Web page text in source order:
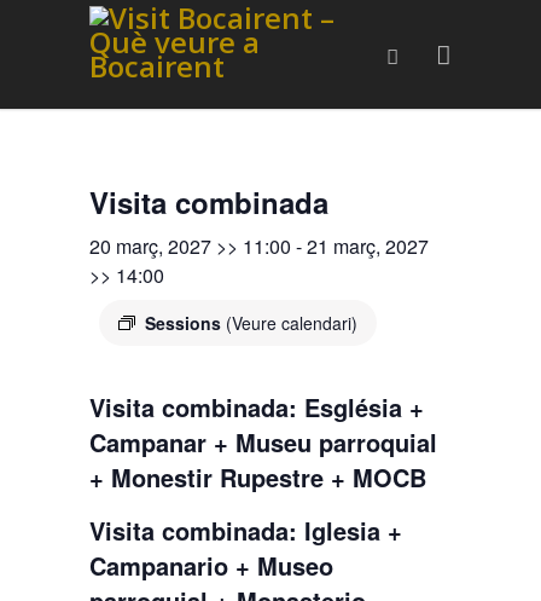
Visita combinada
20 març, 2027 >> 11:00 -21 març, 2027
>> 14:00
Sessions (Veure calendari)
Visita combinada: Església +
Campanar + Museu parroquial
+ Monestir Rupestre + MOCB
Visita combinada: Iglesia +
Campanario + Museo